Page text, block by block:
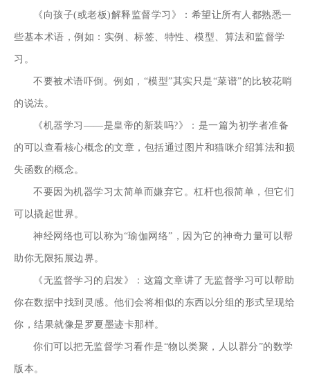
《向孩子(或老板)解释监督学习》：希望让所有人都熟悉一
些基本术语，例如：实例、标签、特性、模型、算法和监督学
习。
不要被术语吓倒。例如，“模型”其实只是“菜谱”的比较花哨
的说法。
《机器学习——是皇帝的新装吗?》：是一篇为初学者准备
的可以查看核心概念的文章，包括通过图片和猫咪介绍算法和损
失函数的概念。
不要因为机器学习太简单而嫌弃它。杠杆也很简单，但它们
可以撬起世界。
神经网络也可以称为“瑜伽网络”，因为它的神奇力量可以帮
助你无限拓展边界。
《无监督学习的启发》：这篇文章讲了无监督学习可以帮助
你在数据中找到灵感。他们会将相似的东西以分组的形式呈现给
你，结果就像是罗夏墨迹卡那样。
你们可以把无监督学习看作是“物以类聚，人以群分”的数学
版本。